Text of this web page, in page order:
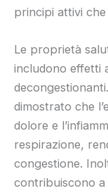
principi attivi
Le proprietà
includono effetti
dimostrato che
dolore e
respirazione,
congestione.
contribuiscono